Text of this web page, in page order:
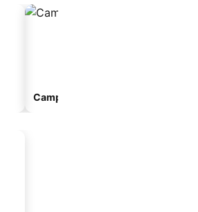
Campingplads